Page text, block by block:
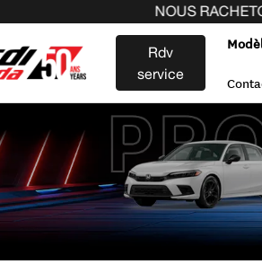
NOUS
Rdv
service